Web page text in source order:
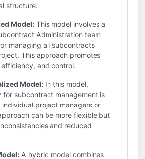
structure.
Model: This model involves a
Administration team
managing all subcontracts
This approach promotes
and control.
Model: In this model,
for subcontract management is
project managers or
can be more flexible but
and reduced
A hybrid model combines